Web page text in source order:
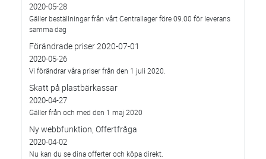
2020-05-28
Gäller beställningar från vårt Centrallager före 09.00 för leverans
samma dag
Förändrade priser 2020-07-01
2020-05-26
Vi förändrar våra priser från den 1 juli 2020.
Skatt på plastbärkassar
2020-04-27
Gäller från och med den 1 maj 2020
Ny webbfunktion, Offertfråga
2020-04-02
Nu kan du se dina offerter och köpa direkt.